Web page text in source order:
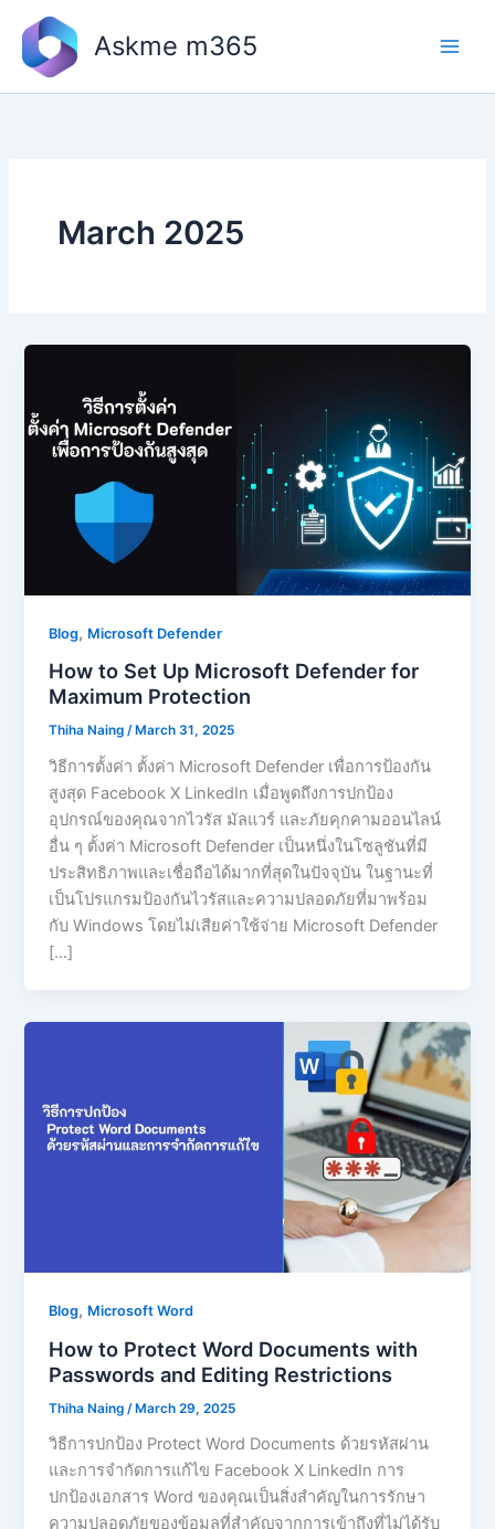
content
Askme m365
March 2025
Blog, Microsoft Defender
How to Set Up Microsoft Defender for
Maximum Protection
Thiha Naing/ March 31, 2025
วิธีการตั้งค่า ตั้งค่า Microsoft Defender เพื่อการป้องกัน
สูงสุด Facebook X LinkedIn เมื่อพูดถึงการปกป้อง
อุปกรณ์ของคุณจากไวรัส มัลแวร์ และภัยคุกคามออนไลน์
อื่น ๆ ตั้งค่า Microsoft Defender เป็นหนึ่งในโซลูชันที่มี
ประสิทธิภาพและเชื่อถือได้มากที่สุดในปัจจุบัน ในฐานะที่
เป็นโปรแกรมป้องกันไวรัสและความปลอดภัยที่มาพร้อม
กับ Windows โดยไม่เสียค่าใช้จ่าย Microsoft Defender
[…]
Blog, Microsoft Word
How to Protect Word Documents with
Passwords and Editing Restrictions
Thiha Naing /March 29, 2025
วิธีการปกป้อง Protect Word Documents ด้วยรหัสผ่าน
และการจำกัดการแก้ไข Facebook X LinkedIn การ
ปกป้องเอกสาร Word ของคุณเป็นสิ่งสำคัญในการรักษา
ความปลอดภัยของข้อมูลที่สำคัญจากการเข้าถึงที่ไม่ได้รับ